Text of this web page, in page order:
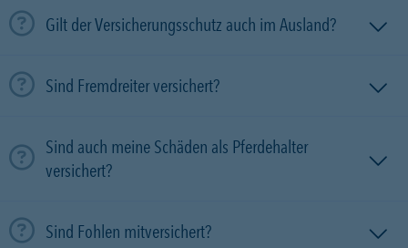
Gilt der Versicherungsschutz auch im Ausland?
Sind Fremdreiter versichert?
Sind auch meine Schäden als Pferdehalter
versichert?
Sind Fohlen mitversichert?